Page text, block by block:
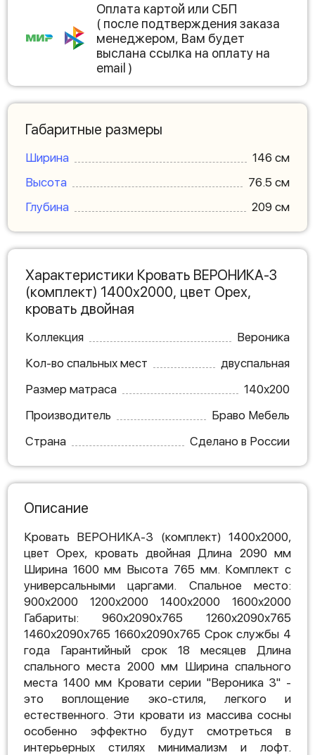
Оплата картой или СБП
( после подтверждения заказа
менеджером, Вам будет
выслана ссылка на оплату на
email )
Габаритные размеры
Ширина
146 см
Высота
76.5 см
Глубина
209 см
Характеристики Кровать ВЕРОНИКА-3
(комплект) 1400х2000, цвет Орех,
кровать двойная
Коллекция
Вероника
Кол-во спальных мест
двуспальная
Размер матраса
140х200
Производитель
Браво Мебель
Страна
Сделано в России
Описание
Кровать ВЕРОНИКА-3 (комплект) 1400х2000,
цвет Орех, кровать двойная Длина 2090 мм
Ширина 1600 мм Высота 765 мм. Комплект с
универсальными царгами. Спальное место:
900х2000 1200х2000 1400х2000 1600х2000
Габариты: 960х2090х765 1260х2090х765
1460х2090х765 1660х2090х765 Срок службы 4
года Гарантийный срок 18 месяцев Длина
спального места 2000 мм Ширина спального
места 1400 мм Кровати серии "Вероника 3" -
это воплощение эко-стиля, легкого и
естественного. Эти кровати из массива сосны
особенно эффектно будут смотреться в
интерьерных стилях минимализм и лофт.